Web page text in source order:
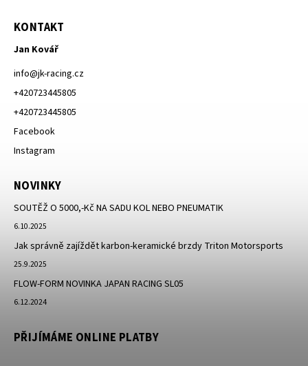
KONTAKT
Jan Kovář
info@jk-racing.cz
+420723445805
+420723445805
Facebook
Instagram
NOVINKY
SOUTĚŽ O 5000,-Kč NA SADU KOL NEBO PNEUMATIK
6.10.2025
Jak správně zajíždět karbon-keramické brzdy Triton Motorsports
25.9.2025
FLOW-FORM NOVINKA JAPAN RACING SL05
6.12.2024
PŘIJÍMÁME ONLINE PLATBY